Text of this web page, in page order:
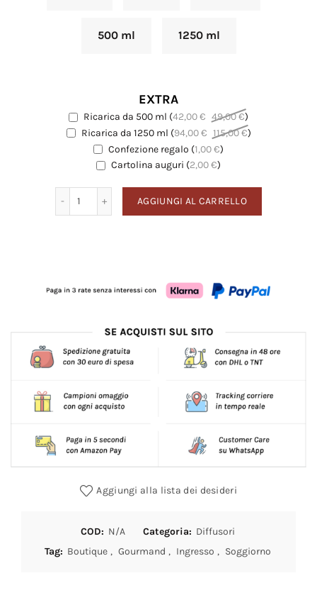
500 ml 1250 ml
EXTRA
EXTRA Ricarica da 500 ml (42,00€ 49,00€)
EXTRA Ricarica da 1250 ml (94,00€ 115,00€)
Confezione regalo (1,00€)
Cartolina auguri (2,00€)
AGGIUNGI AL CARRELLO
Aggiungi alla lista dei desideri
COD: N/A Categoria: Diffusori
Tag: Boutique , Gourmand , Ingresso , Soggiorno